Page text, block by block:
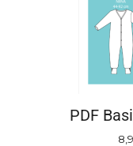
PDF